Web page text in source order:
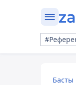
Басты